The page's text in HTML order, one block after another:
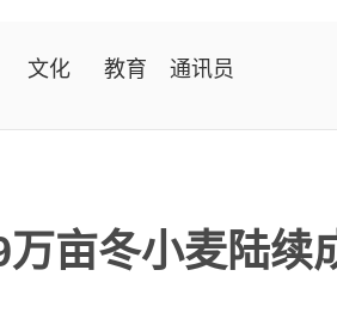
文化 教育 通讯员
万亩冬小麦陆续